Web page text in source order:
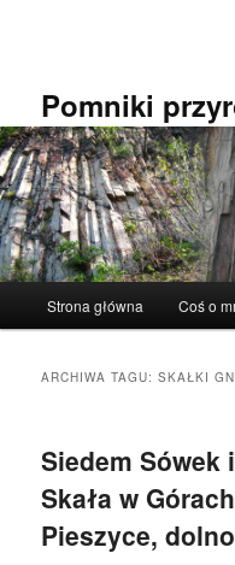
Pomniki
Strona główna Coś o
ARCHIWA TAGU:SKAŁKI
Siedem Sówek
Skała w
Pieszyce,